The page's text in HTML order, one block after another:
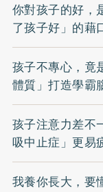
你對孩子的好，
了孩子好」的藉
孩子不專心，竟
體質」打造學霸
孩子注意力差
吸中止症」更易
我養你長大，要